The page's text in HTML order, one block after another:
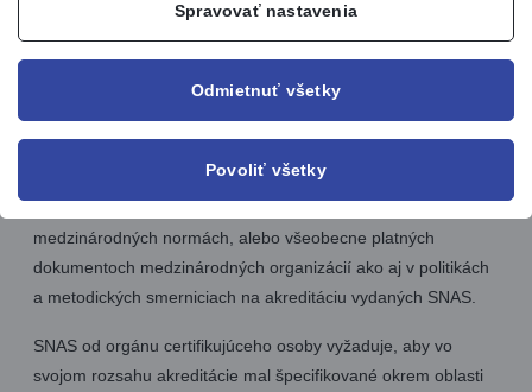
odbornej spôsobilosti osôb so špecifikovanými požiadavkami.
SNAS pri akreditácii orgánov certifikujúcich osoby posudzuje
plnenie ustanovení aktuálnej verzie normy ISO/IEC 17024.
Požiadavky normy ISO/IEC 17024 musia orgány certifikujúce
certifikáciu osôb plniť tak, ako je to špecifikované v
medzinárodných normách, alebo všeobecne platných
dokumentoch medzinárodných organizácií ako aj v politikách
a metodických smerniciach na akreditáciu vydaných SNAS.
SNAS od orgánu certifikujúceho osoby vyžaduje, aby vo
svojom rozsahu akreditácie mal špecifikované okrem oblasti
Spravovať nastavenia
Odmietnuť všetky
Povoliť všetky